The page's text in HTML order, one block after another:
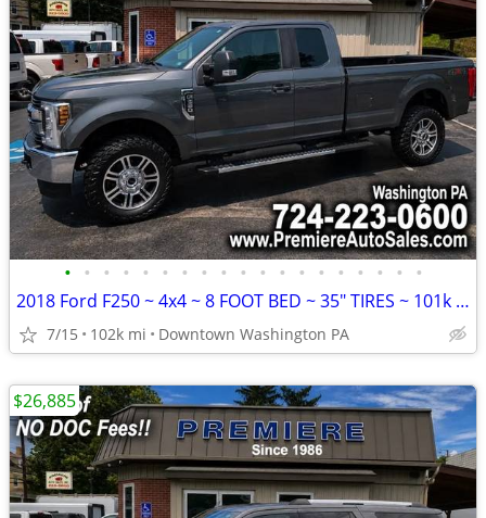
• • • • • • • • • • • • • • • • • • •
2018 Ford F250 ~ 4x4 ~ 8 FOOT BED ~ 35" TIRES ~ 101k Miles ~ FINANCING
7/15 102k mi Downtown Washington PA
$26,885